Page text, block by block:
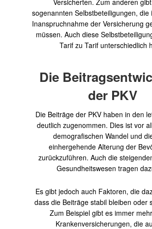
Versicherten. Zum anderen
sogenannten Selbstbeteiligungen, die
Inanspruchnahme der Versicherung
müssen. Auch diese
Tarif zu Tarif unterschiedlich
Die
der PKV
Die Beiträge der PKV haben in den
deutlich zugenommen. Dies ist vor
demografischen Wandel und
einhergehende Alterung der
zurückzuführen. Auch die
Gesundheitswesen tragen
Es gibt jedoch auch Faktoren, die
dass die Beiträge stabil bleiben oder
Zum Beispiel gibt es immer
Krankenversicherungen, die